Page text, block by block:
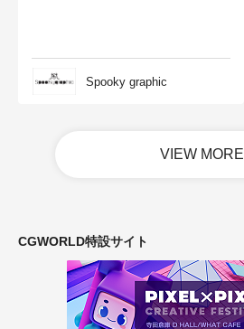
Spooky graphic
VIEW MORE
CGWORLD特設サイト